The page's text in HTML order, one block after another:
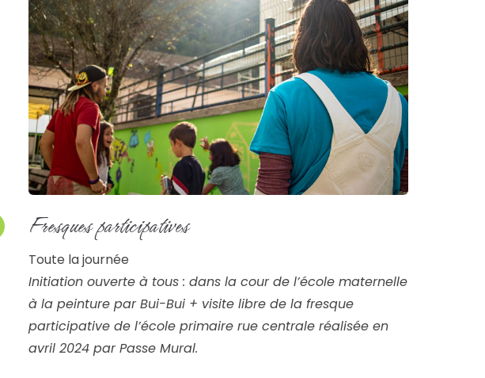
Fresques participatives
Toute la journée
Initiation ouverte à tous : dans la cour de l’école maternelle
à la peinture par Bui-Bui + visite libre de la fresque
participative de l’école primaire rue centrale réalisée en
avril 2024 par Passe Mural.